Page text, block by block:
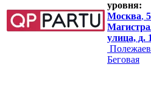
уровня:
Москва,
улица, д.
Беговая